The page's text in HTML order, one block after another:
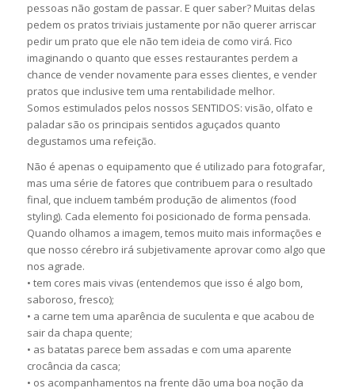
pessoas não gostam de passar. E quer saber? Muitas delas
pedem os pratos triviais justamente por não querer arriscar
pedir um prato que ele não tem ideia de como virá. Fico
imaginando o quanto que esses restaurantes perdem a
chance de vender novamente para esses clientes, e vender
pratos que inclusive tem uma rentabilidade melhor.
Somos estimulados pelos nossos SENTIDOS: visão, olfato e
paladar são os principais sentidos aguçados quanto
degustamos uma refeição.
Não é apenas o equipamento que é utilizado para fotografar,
mas uma série de fatores que contribuem para o resultado
final, que incluem também produção de alimentos (food
styling). Cada elemento foi posicionado de forma pensada.
Quando olhamos a imagem, temos muito mais informações e
que nosso cérebro irá subjetivamente aprovar como algo que
nos agrade.
• tem cores mais vivas (entendemos que isso é algo bom,
saboroso, fresco);
• a carne tem uma aparência de suculenta e que acabou de
sair da chapa quente;
• as batatas parece bem assadas e com uma aparente
crocância da casca;
• os acompanhamentos na frente dão uma boa noção da